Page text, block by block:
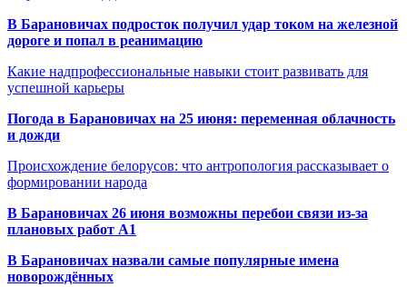
В Барановичах подросток получил удар током на железной
дороге и попал в реанимацию
Какие надпрофессиональные навыки стоит развивать для
успешной карьеры
Погода в Барановичах на 25 июня: переменная облачность
и дожди
Происхождение белорусов: что антропология рассказывает о
формировании народа
В Барановичах 26 июня возможны перебои связи из-за
плановых работ A1
В Барановичах назвали самые популярные имена
новорождённых